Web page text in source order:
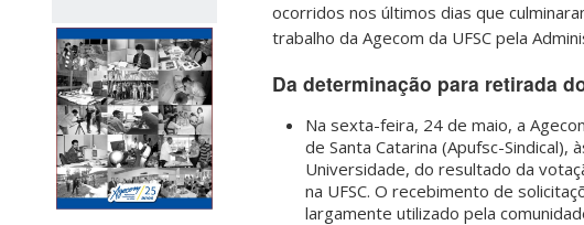
ocorridos nos últimos dias que
trabalho da Agecom da UFSC pela
Da determinação para retirada
Na sexta-feira, 24 de maio, a
de Santa Catarina (Apufsc-Sindical),
Universidade, do resultado da
na UFSC. O recebimento de
largamente utilizado pela